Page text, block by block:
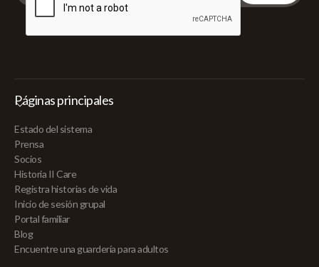
Páginas principales
Estado del sistema
Prensa
Socios
Historia II Care
Registra historias de vida
Inicio de sesión grupal
Portal familiar
Blog
Encuentre una guardería para adultos